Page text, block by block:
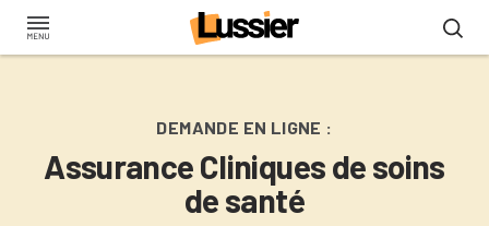
Aller
DEMANDE EN LIGNE :
Assurance Cliniques de soins
de santé